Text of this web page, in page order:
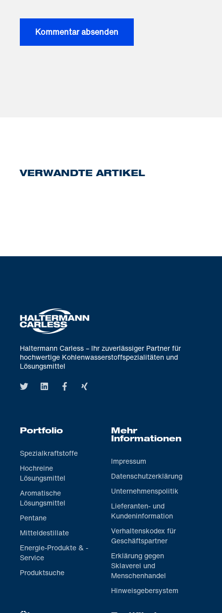
VERWANDTE ARTIKEL
Haltermann Carless – Ihr zuverlässiger Partner für
hochwertige Kohlenwasserstoffspezialitäten und
Lösungsmittel
Portfolio
Spezialkraftstoffe
Hochreine
Lösungsmittel
Aromatische
Lösungsmittel
Pentane
Mitteldestillate
Energie-Produkte & -
Service
Produktsuche
Mehr
Informationen
Impressum
Datenschutzerklärung
Unternehmenspolitik
Lieferanten- und
Kundeninformation
Verhaltenskodex für
Geschäftspartner
Erklärung gegen
Sklaverei und
Menschenhandel
Hinweisgebersystem